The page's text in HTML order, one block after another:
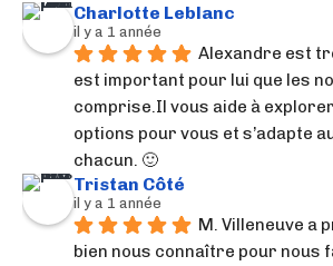
Charlotte Leblanc
il y a 1 année
Alexandre est
est important pour lui que les
comprise.Il vous aide à
options pour vous et s’adapte
chacun. 🙂
Tristan Côté
il y a 1 année
M. Villeneuve a
bien nous connaître pour nous